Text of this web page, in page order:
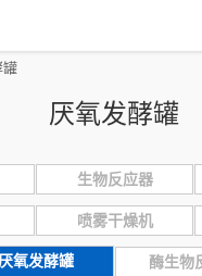
罐
厌氧发酵罐
生物反应器
喷雾干燥机
厌氧发酵罐 酶生物